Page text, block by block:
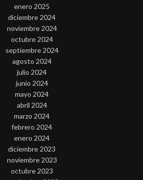
enero 2025
diciembre 2024
noviembre 2024
octubre 2024
septiembre 2024
agosto 2024
julio 2024
junio 2024
mayo 2024
abril 2024
marzo 2024
febrero 2024
enero 2024
diciembre 2023
noviembre 2023
octubre 2023